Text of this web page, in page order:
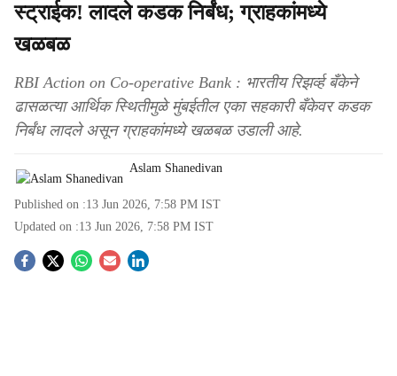
स्ट्राईक! लादले कडक निर्बंध; ग्राहकांमध्ये
खळबळ
RBI Action on Co-operative Bank : भारतीय रिझर्व्ह बँकेने
ढासळत्या आर्थिक स्थितीमुळे मुंबईतील एका सहकारी बँकेवर कडक
निर्बंध लादले असून ग्राहकांमध्ये खळबळ उडाली आहे.
Aslam Shanedivan
Published on :13 Jun 2026, 7:58 PM IST
Updated on :13 Jun 2026, 7:58 PM IST
S